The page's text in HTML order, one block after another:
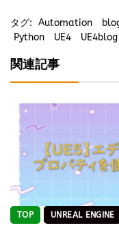
タグ: Automation
Python
UE4 UE4blog
関連記事
TOP UNREAL ENGINE